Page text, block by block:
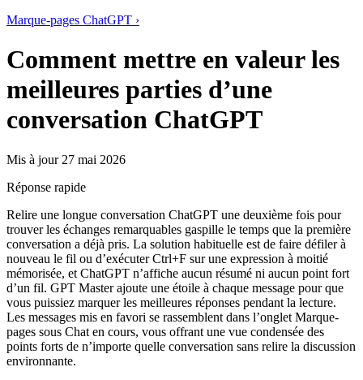
Marque-pages ChatGPT ›
Comment mettre en valeur les
meilleures parties d’une
conversation ChatGPT
Mis à jour 27 mai 2026
Réponse rapide
Relire une longue conversation ChatGPT une deuxième fois pour
trouver les échanges remarquables gaspille le temps que la première
conversation a déjà pris. La solution habituelle est de faire défiler à
nouveau le fil ou d’exécuter Ctrl+F sur une expression à moitié
mémorisée, et ChatGPT n’affiche aucun résumé ni aucun point fort
d’un fil. GPT Master ajoute une étoile à chaque message pour que
vous puissiez marquer les meilleures réponses pendant la lecture.
Les messages mis en favori se rassemblent dans l’onglet Marque-
pages sous Chat en cours, vous offrant une vue condensée des
points forts de n’importe quelle conversation sans relire la discussion
environnante.